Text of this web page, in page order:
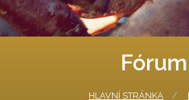
Fórum
HLAVNÍ STRÁNKA